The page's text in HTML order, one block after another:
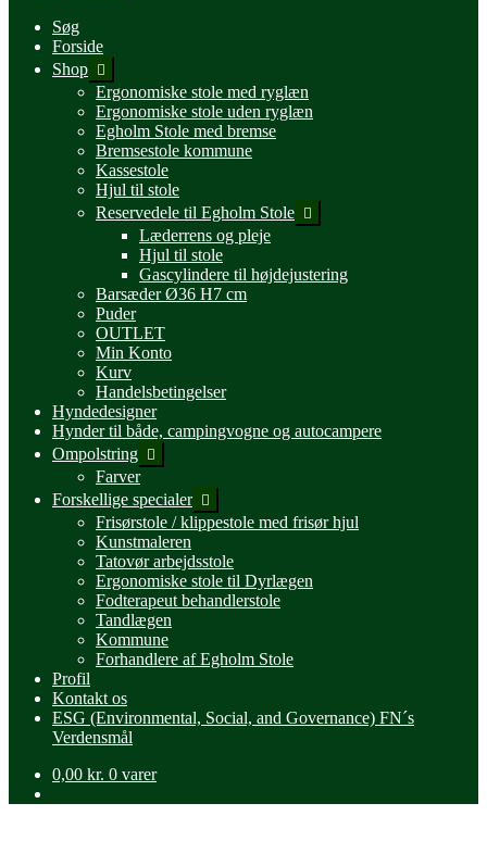
Søg
Forside
Shop Udfold
undermenu
Ergonomiske stole med ryglæn
Ergonomiske stole uden ryglæn
Egholm Stole med bremse
Bremsestole kommune
Kassestole
Hjul til stole
Reservedele til Egholm Stole Udfold
undermenu
Læderrens og pleje
Hjul til stole
Gascylindere til højdejustering
Barsæder Ø36 H7 cm
Puder
OUTLET
Min Konto
Kurv
Handelsbetingelser
Hyndedesigner
Hynder til både, campingvogne og autocampere
Ompolstring Udfold
undermenu
Farver
Forskellige specialer Udfold
undermenu
Frisørstole / klippestole med frisør hjul
Kunstmaleren
Tatovør arbejdsstole
Ergonomiske stole til Dyrlægen
Fodterapeut behandlerstole
Tandlægen
Kommune
Forhandlere af Egholm Stole
Profil
Kontakt os
ESG (Environmental, Social, and Governance) FN´s
Verdensmål
0,00 kr. 0 varer